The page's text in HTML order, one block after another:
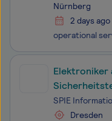
Nürnberg
2 days ago
Elektroniker
SPIE
Dresden